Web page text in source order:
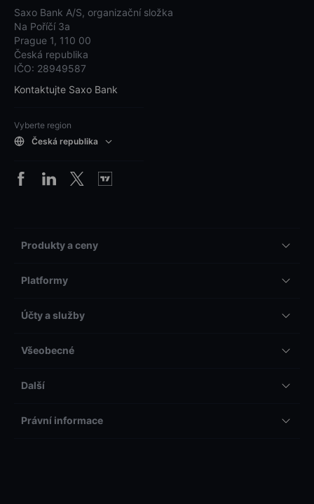
Saxo Bank A/S, organizační složka
Na Poříčí 3a
Prague 1, 110 00
Česká republika
IČO: 28949587
Kontaktujte Saxo Bank
Vyberte region
Česká republika
Produkty a ceny
Platformy
Účty a služby
Všeobecné
Další
Právní informace